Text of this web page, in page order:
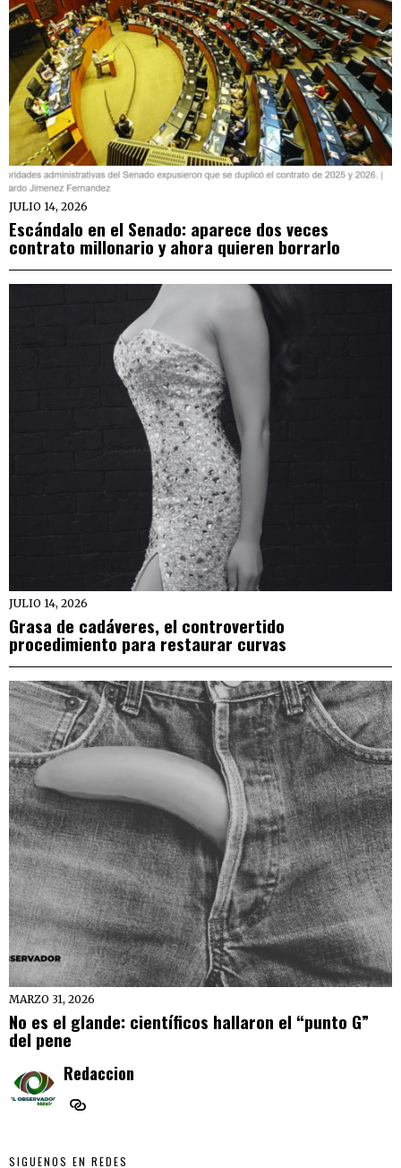
JULIO 14, 2026
Escándalo en el Senado: aparece dos veces
contrato millonario y ahora quieren borrarlo
JULIO 14, 2026
Grasa de cadáveres, el controvertido
procedimiento para restaurar curvas
MARZO 31, 2026
No es el glande: científicos hallaron el “punto G”
del pene
Redaccion
SIGUENOS EN REDES